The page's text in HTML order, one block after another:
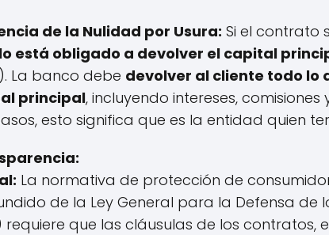
de la Nulidad por Usura: Si el contrato
está obligado a devolver el capital
La banco debe devolver al cliente todo lo
principal, incluyendo intereses,
esto significa que es la entidad quien
La normativa de protección de
de la Ley General para la Defensa de
requiere que las cláusulas de los